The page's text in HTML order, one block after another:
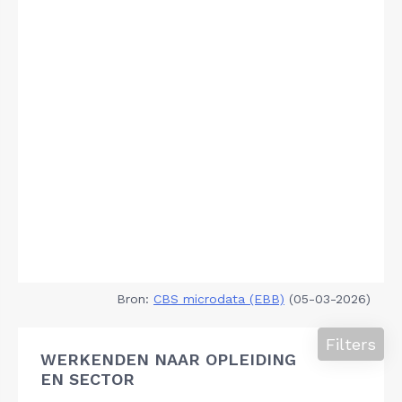
Bron: CBS microdata (EBB) (05-03-2026)
WERKENDEN NAAR OPLEIDING
EN SECTOR
Filters